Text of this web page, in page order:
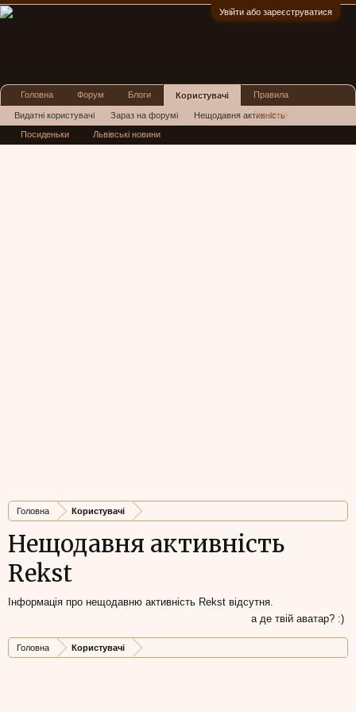
Увійти або зареєструватися
Головна Користувачі
Нещодавня активність
Rekst
Інформація про нещодавню активність Rekst відсутня.
а де твій аватар? :)
Головна Користувачі
Головна Форум Блоги Користувачі
Видатні користувачі Зараз на форумі Нещодавня активність
Нові повідомлення профілю
Правила
Реклама
Посиденьки Львівські новини